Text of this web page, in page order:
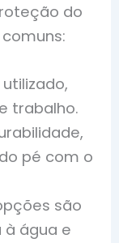
do
trabalho.
pé com o
são
água e